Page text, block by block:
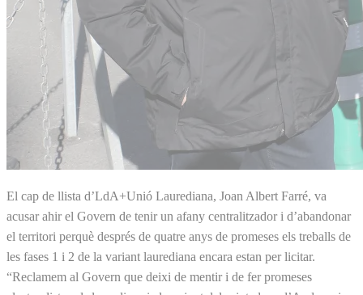
El cap de llista d’LdA+Unió Laurediana, Joan Albert Farré, va
acusar ahir el Govern de tenir un afany centralitzador i d’abandonar
el territori perquè després de quatre anys de promeses els treballs de
les fases 1 i 2 de la variant laurediana encara estan per licitar.
“Reclamem al Govern que deixi de mentir i de fer promeses